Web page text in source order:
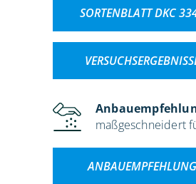
SORTENBLATT DKC
maßgeschneidert
ANBAUEMPFEHLUNG